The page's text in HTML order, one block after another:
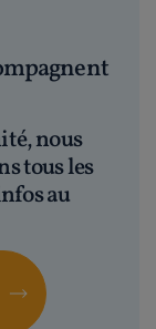
nous
tous les
au